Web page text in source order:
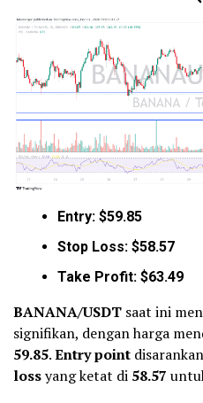
Entry: $59.85
Stop Loss: $58.57
Take Profit: $63.49
BANANA/USDT saat ini
signifikan, dengan harga
59.85.Entry point
lossyang ketat di 58.57